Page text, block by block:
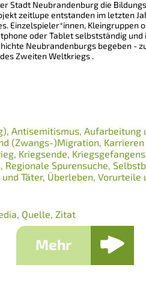
Stadt Neubrandenburg die
zeitlupe entstanden im letzten
Einzelspieler*innen, Kleingruppen
oder Tablet selbstständig
Neubrandenburgs begeben -
Zweiten Weltkriegs .
Antisemitismus Aufarbeitung
(Zwangs-)Migration
Kriegsende
Regionale Spurensuche
Täter Überleben Vorurteile
Quelle Zitat
Mehr